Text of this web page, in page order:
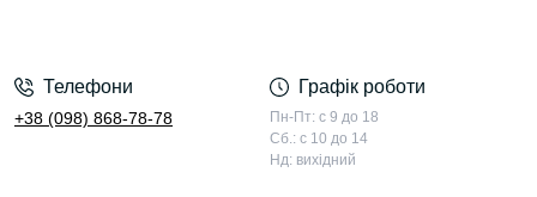
Телефони
+38 (098) 868-78-78
Графік роботи
Пн-Пт: с 9 до 18
Сб.: с 10 до 14
Нд: вихідний